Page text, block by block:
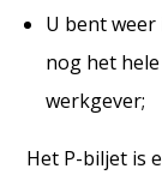
U bent
nog het
werkgever;
Het P-biljet is